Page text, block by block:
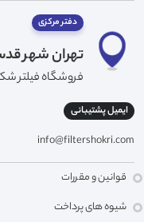
دفتر مرکزی
تهران شهر
فروشگاه فیلتر
ایمیل پشتیبانی
info@filtershokri.com
قوانین و مقررات
شیوه های پرداخت